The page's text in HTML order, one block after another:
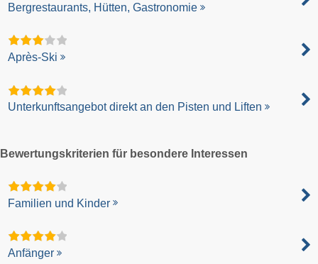
Bergrestaurants, Hütten, Gastronomie
Après-Ski
Unterkunftsangebot direkt an den Pisten und Liften
Bewertungskriterien für besondere Interessen
Familien und Kinder
Anfänger